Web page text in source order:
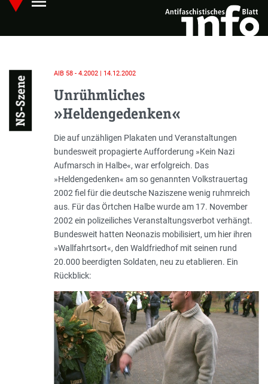
Skip
main
Hauptmenü öffnen
NS-Szene
AIB 58 - 4.2002 | 14.12.2002
Unrühmliches
»Heldengedenken«
Einleitung
Die auf unzähligen Plakaten und Veranstaltungen
bundesweit propagierte Aufforderung »Kein Nazi
Aufmarsch in Halbe«, war erfolgreich. Das
»Heldengedenken« am so genannten Volkstrauertag
2002 fiel für die deutsche Naziszene wenig ruhmreich
aus. Für das Örtchen Halbe wurde am 17. November
2002 ein polizeiliches Veranstaltungsverbot verhängt.
Bundesweit hatten Neonazis mobilisiert, um hier ihren
»Wallfahrtsort«, den Waldfriedhof mit seinen rund
20.000 beerdigten Soldaten, neu zu etablieren. Ein
Rückblick: